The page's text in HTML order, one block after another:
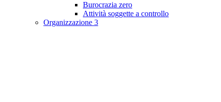
Burocrazia zero
Attività soggette a controllo
Organizzazione 3